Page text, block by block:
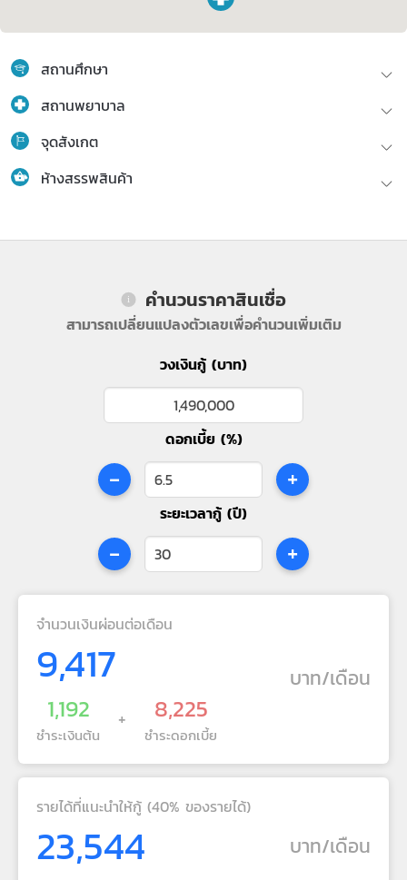
สถานศึกษา
สถานพยาบาล
จุดสังเกต
ห้างสรรพสินค้า
คำนวนราคาสินเชื่อ
สามารถเปลี่ยนแปลงตัวเลขเพื่อคำนวนเพิ่มเติม
วงเงินกู้ (บาท)
ดอกเบี้ย (%)
- +
ระยะเวลากู้ (ปี)
- +
จำนวนเงินผ่อนต่อเดือน
9,417 บาท/เดือน
1,192
ชำระเงินต้น
+ 8,225
ชำระดอกเบี้ย
รายได้ที่แนะนำให้กู้ (40% ของรายได้)
23,544 บาท/เดือน